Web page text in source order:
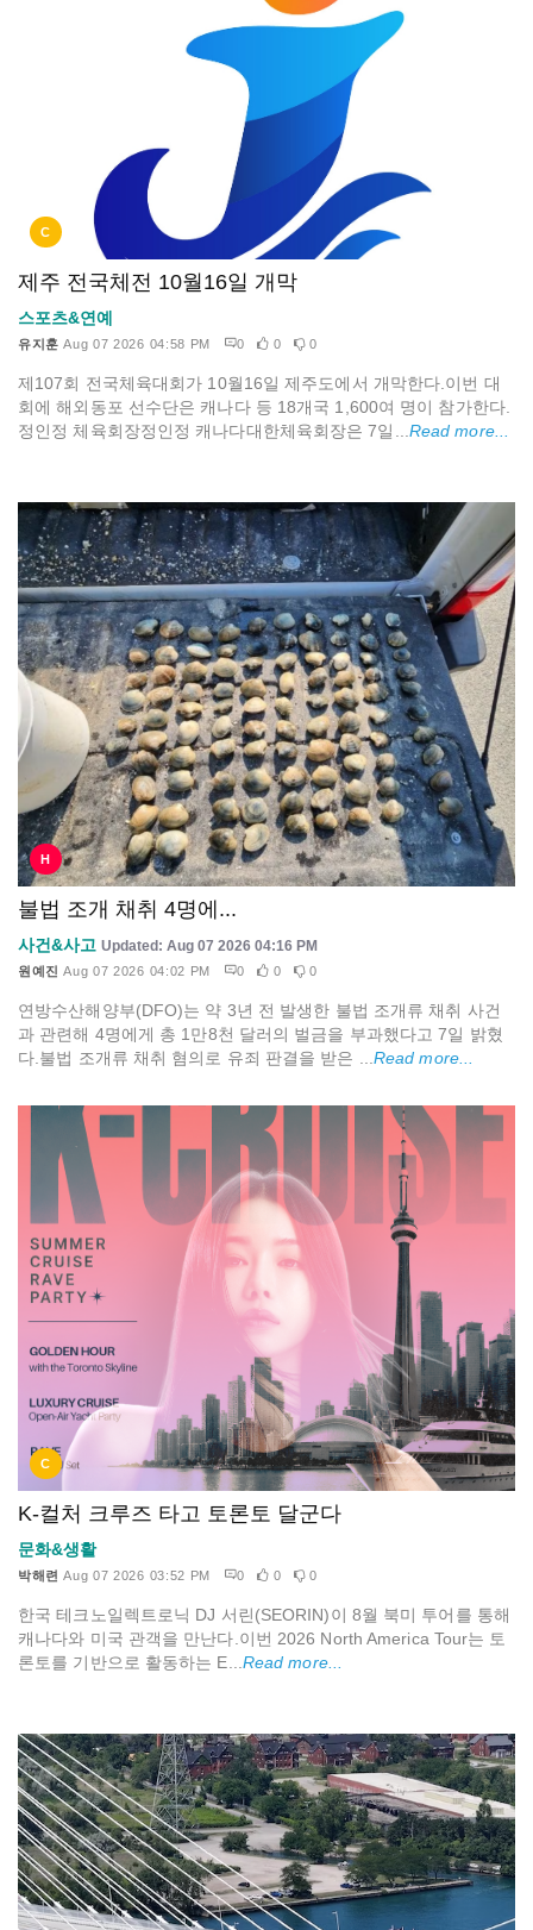
C
제주 전국체전 10월16일 개막
스포츠&연예
유지훈 Aug 07 2026 04:58 PM 0 0 0
제107회 전국체육대회가 10월16일 제주도에서 개막한다.이번 대
회에 해외동포 선수단은 캐나다 등 18개국 1,600여 명이 참가한다.
정인정 체육회장정인정 캐나다대한체육회장은 7일... Read more...
H
불법 조개 채취 4명에...
사건&사고 Updated: Aug 07 2026 04:16 PM
원예진 Aug 07 2026 04:02 PM 0 0 0
연방수산해양부(DFO)는 약 3년 전 발생한 불법 조개류 채취 사건
과 관련해 4명에게 총 1만8천 달러의 벌금을 부과했다고 7일 밝혔
다.불법 조개류 채취 혐의로 유죄 판결을 받은 ... Read more...
C
K-컬처 크루즈 타고 토론토 달군다
문화&생활
박해련 Aug 07 2026 03:52 PM 0 0 0
한국 테크노일렉트로닉 DJ 서린(SEORIN)이 8월 북미 투어를 통해
캐나다와 미국 관객을 만난다.이번 2026 North America Tour는 토
론토를 기반으로 활동하는 E... Read more...